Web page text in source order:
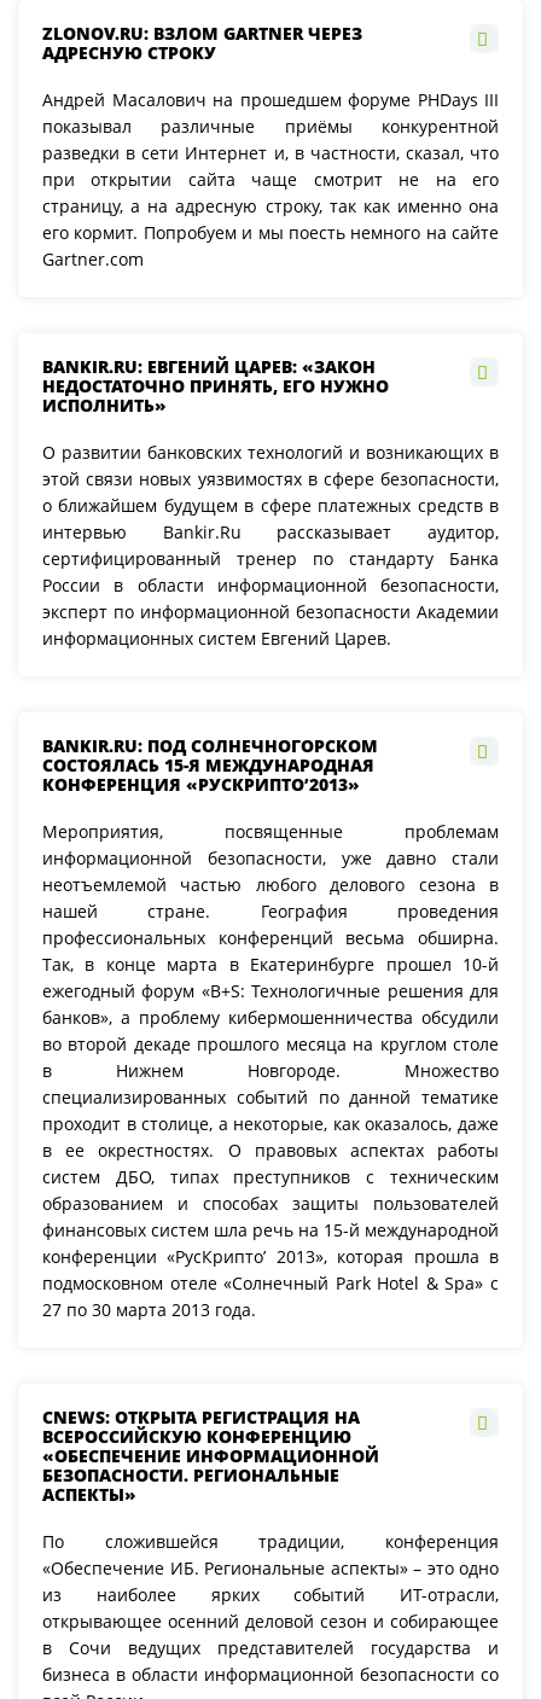
ZLONOV.RU: ВЗЛОМ GARTNER ЧЕРЕЗ
АДРЕСНУЮ СТРОКУ
Андрей Масалович на прошедшем форуме PHDays III
показывал различные приёмы конкурентной
разведки в сети Интернет и, в частности, сказал, что
при открытии сайта чаще смотрит не на его
страницу, а на адресную строку, так как именно она
его кормит. Попробуем и мы поесть немного на сайте
Gartner.com
BANKIR.RU: ЕВГЕНИЙ ЦАРЕВ: «ЗАКОН
НЕДОСТАТОЧНО ПРИНЯТЬ, ЕГО НУЖНО
ИСПОЛНИТЬ»
О развитии банковских технологий и возникающих в
этой связи новых уязвимостях в сфере безопасности,
о ближайшем будущем в сфере платежных средств в
интервью Bankir.Ru рассказывает аудитор,
сертифицированный тренер по стандарту Банка
России в области информационной безопасности,
эксперт по информационной безопасности Академии
информационных систем Евгений Царев.
BANKIR.RU: ПОД СОЛНЕЧНОГОРСКОМ
СОСТОЯЛАСЬ 15-Я МЕЖДУНАРОДНАЯ
КОНФЕРЕНЦИЯ «РУСКРИПТО’2013»
Мероприятия, посвященные проблемам
информационной безопасности, уже давно стали
неотъемлемой частью любого делового сезона в
нашей стране. География проведения
профессиональных конференций весьма обширна.
Так, в конце марта в Екатеринбурге прошел 10-й
ежегодный форум «B+S: Технологичные решения для
банков», а проблему кибермошенничества обсудили
во второй декаде прошлого месяца на круглом столе
в Нижнем Новгороде. Множество
специализированных событий по данной тематике
проходит в столице, а некоторые, как оказалось, даже
в ее окрестностях. О правовых аспектах работы
систем ДБО, типах преступников с техническим
образованием и способах защиты пользователей
финансовых систем шла речь на 15-й международной
конференции «РусКрипто’ 2013», которая прошла в
подмосковном отеле «Солнечный Park Hotel & Spa» с
27 по 30 марта 2013 года.
CNEWS: ОТКРЫТА РЕГИСТРАЦИЯ НА
ВСЕРОССИЙСКУЮ КОНФЕРЕНЦИЮ
«ОБЕСПЕЧЕНИЕ ИНФОРМАЦИОННОЙ
БЕЗОПАСНОСТИ. РЕГИОНАЛЬНЫЕ
АСПЕКТЫ»
По сложившейся традиции, конференция
«Обеспечение ИБ. Региональные аспекты» – это одно
из наиболее ярких событий ИТ-отрасли,
открывающее осенний деловой сезон и собирающее
в Сочи ведущих представителей государства и
бизнеса в области информационной безопасности со